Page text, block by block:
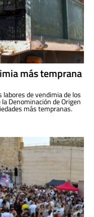
más temprana
labores de vendimia de los
Denominación de Origen
más tempranas.